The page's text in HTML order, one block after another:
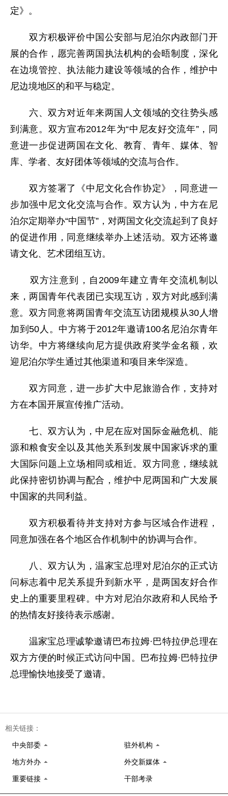
定》。
双方积极评价中国公安部与尼泊尔内政部门开
展的合作，愿完善两国执法机构的会晤制度，深化
在边境管控、执法能力建设等领域的合作，维护中
尼边境地区的和平与稳定。
六、双方对近年来两国人文领域的交往势头感
到满意。双方宣布2012年为“中尼友好交流年”，同
意进一步促进两国在文化、教育、青年、媒体、智
库、学者、友好团体等领域的交流与合作。
双方签署了《中尼文化合作协定》，同意进一
步加强中尼文化交流与合作。双方认为，中方在尼
泊尔定期举办“中国节”，对两国文化交流起到了良好
的促进作用，同意继续举办上述活动。双方还将邀
请文化、艺术团组互访。
双方注意到，自2009年建立青年交流机制以
来，两国青年代表团已实现互访，双方对此感到满
意。双方同意将两国青年交流互访团规模从30人增
加到50人。中方将于2012年邀请100名尼泊尔青年
访华。中方将继续向尼方提供政府奖学金名额，欢
迎尼泊尔学生通过其他渠道和项目来华深造。
双方同意，进一步扩大中尼旅游合作，支持对
方在本国开展宣传推广活动。
七、双方认为，中尼在应对国际金融危机、能
源和粮食安全以及其他关系到发展中国家诉求的重
大国际问题上立场相同或相近。双方同意，继续就
此保持密切协调与配合，维护中尼两国和广大发展
中国家的共同利益。
双方积极看待并支持对方参与区域合作进程，
同意加强在各个地区合作机制中的协调与合作。
八、双方认为，温家宝总理对尼泊尔的正式访
问标志着中尼关系提升到新水平，是两国友好合作
史上的重要里程碑。中方对尼泊尔政府和人民给予
的热情友好接待表示感谢。
温家宝总理诚挚邀请巴布拉姆· 巴特拉伊总理在
双方方便的时候正式访问中国。巴布拉姆· 巴特拉伊
总理愉快地接受了邀请。
相关链接：
中央部委 驻外机构
地方外办 外交新媒体
重要链接 干部考录